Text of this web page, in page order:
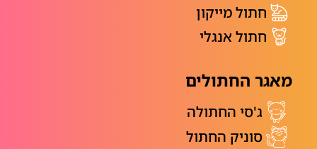
חתול מייקון
חתול אנגלי
מאגר החתולים
ג'סי החתולה
סוניק החתול